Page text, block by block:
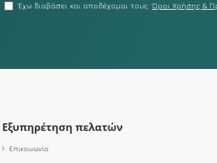
Έχω διαβάσει και αποδέχομαι τους Όροι Χρήσης &
Εξυπηρέτηση πελατών
Επικοινωνία